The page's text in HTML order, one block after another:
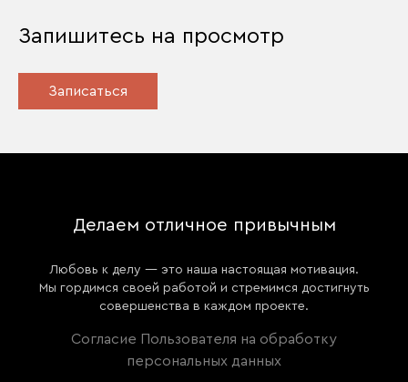
Запишитесь на просмотр
Записаться
Делаем отличное привычным
Любовь к делу — это наша настоящая мотивация.
Мы гордимся своей работой и стремимся достигнуть
совершенства в каждом проекте.
Согласие Пользователя на обработку
персональных данных